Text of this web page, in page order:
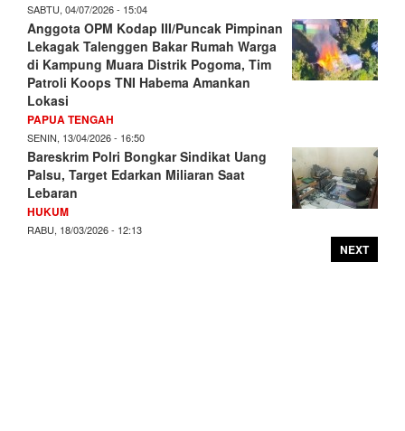
SABTU, 04/07/2026 - 15:04
Anggota OPM Kodap III/Puncak Pimpinan
Lekagak Talenggen Bakar Rumah Warga
di Kampung Muara Distrik Pogoma, Tim
Patroli Koops TNI Habema Amankan
Lokasi
PAPUA TENGAH
SENIN, 13/04/2026 - 16:50
Bareskrim Polri Bongkar Sindikat Uang
Palsu, Target Edarkan Miliaran Saat
Lebaran
HUKUM
RABU, 18/03/2026 - 12:13
NEXT